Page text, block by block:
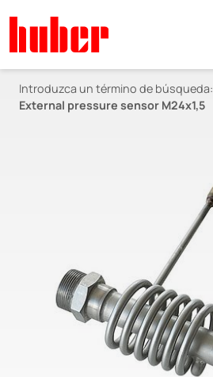
Introduzca un término de búsqueda:
External pressure sensor M24x1,5